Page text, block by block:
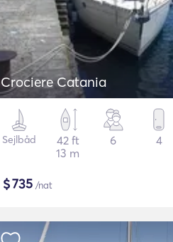
Crociere Catania
Sejlbåd
42 ft
13 m
6 4
$735 /nat